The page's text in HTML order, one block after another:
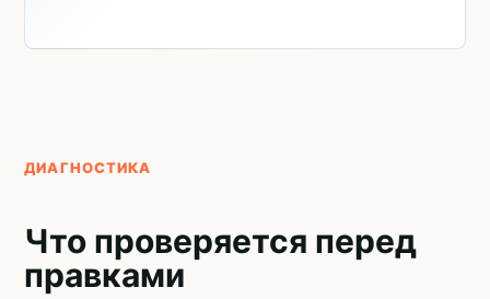
ДИАГНОСТИКА
Что проверяется перед
правками